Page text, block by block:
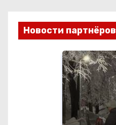
и
г
а
ц
и
Новости партнёров